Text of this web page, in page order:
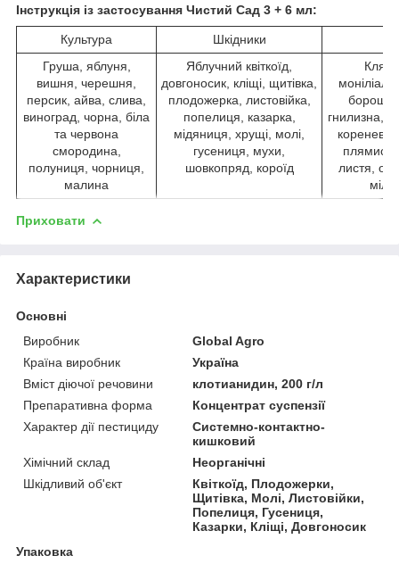
Інструкція із застосування Чистий Сад 3 + 6 мл:
Культура Шкідники
Груша, яблуня,
вишня, черешня,
персик, айва, слива,
виноград, чорна, біла
та червона
смородина,
полуниця, чорниця,
малина
Яблучний квіткоїд,
довгоносик, кліщі, щитівка,
плодожерка, листовійка,
попелиця, казарка,
мідяниця, хрущі, молі,
гусениця, мухи,
шовкопряд, короїд
гнилизна,
листя,
Приховати
Характеристики
Основні
Виробник
Global Agro
Країна виробник
Україна
Вміст діючої речовини
клотианидин, 200 г/л
Препаративна форма
Концентрат суспензії
Характер дії пестициду
Системно-контактно-
кишковий
Хімічний склад
Неорганічні
Шкідливий об'єкт
Квіткоїд, Плодожерки,
Щитівка, Молі, Листовійки,
Попелиця, Гусениця,
Казарки, Кліщі, Довгоносик
Упаковка